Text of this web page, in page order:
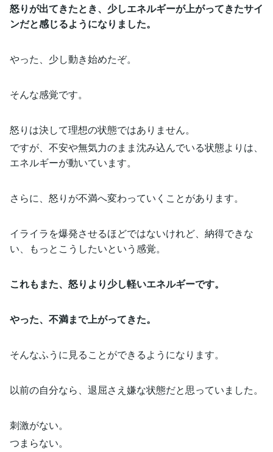
怒りが出てきたとき、少しエネルギーが上がってきたサイ
ンだと感じるようになりました。
やった、少し動き始めたぞ。
そんな感覚です。
怒りは決して理想の状態ではありません。
ですが、不安や無気力のまま沈み込んでいる状態よりは、
エネルギーが動いています。
さらに、怒りが不満へ変わっていくことがあります。
イライラを爆発させるほどではないけれど、納得できな
い、もっとこうしたいという感覚。
これもまた、怒りより少し軽いエネルギーです。
やった、不満まで上がってきた。
そんなふうに見ることができるようになります。
以前の自分なら、退屈さえ嫌な状態だと思っていました。
刺激がない。
つまらない。